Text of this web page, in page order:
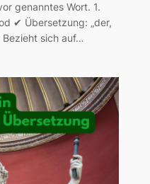
genanntes Wort. 1.
✔ Übersetzung: „der,
Bezieht sich auf…